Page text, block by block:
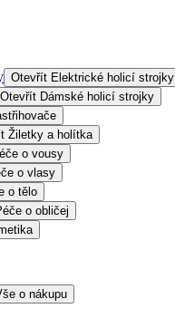
Otevřít Elektrické holicí strojky
Otevřít Dámské holicí strojky
Žiletky a holítka
o vousy
o vlasy
o tělo
o obličej
o nákupu